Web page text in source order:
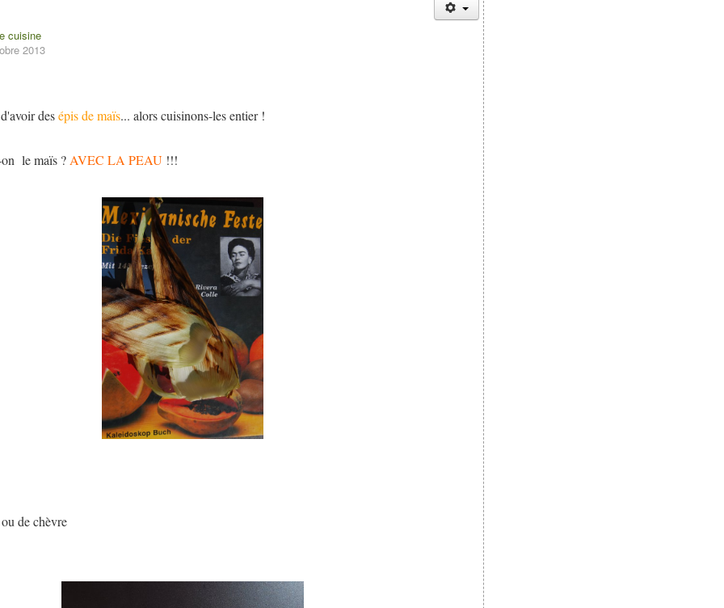
cuisine
2013
desépis de maïs... alors cuisinons-les entier !
le maïs ? AVEC LA PEAU !!!
de chèvre